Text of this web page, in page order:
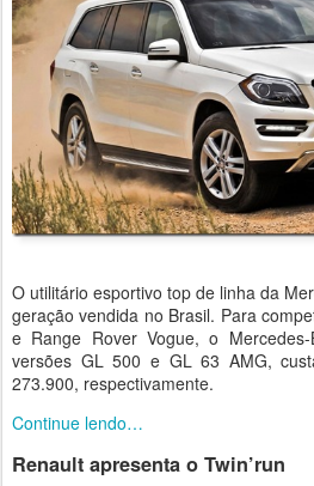
O utilitário esportivo top de linha da
geração vendida no Brasil. Para
e Range Rover Vogue, o
versões GL 500 e GL 63 AMG,
273.900, respectivamente.
Continue lendo…
Renault apresenta o Twin’run